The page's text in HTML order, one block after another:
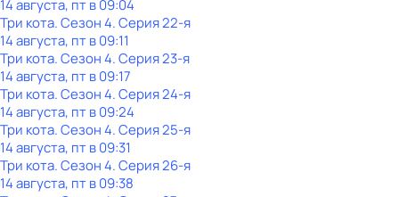
14 августа, пт в 09:04
Три кота. Сезон 4. Серия 22-я
14 августа, пт в 09:11
Три кота. Сезон 4. Серия 23-я
14 августа, пт в 09:17
Три кота. Сезон 4. Серия 24-я
14 августа, пт в 09:24
Три кота. Сезон 4. Серия 25-я
14 августа, пт в 09:31
Три кота. Сезон 4. Серия 26-я
14 августа, пт в 09:38